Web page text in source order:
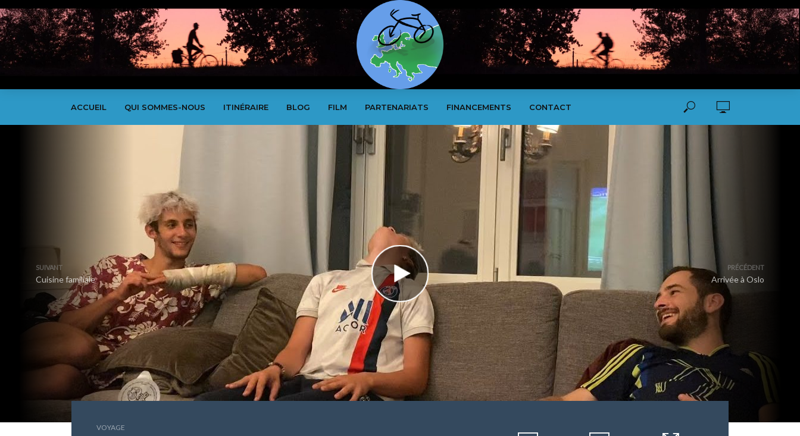
ACCUEIL QUI SOMMES-NOUS ITINÉRAIRE BLOG FILM PARTENARIATS FINANCEMENTS CONTACT
SUIVANT
Cuisine familiale
PRÉCÉDENT
Arrivée à Oslo
VOYAGE